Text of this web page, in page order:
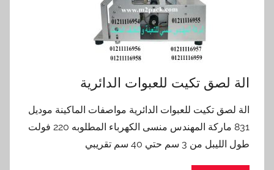
الة لصق تكيت للعبوات الدائرية
الة لصق تكيت للعبوات الدائرية مواصفات الماكينة موديل
831 ماركة المهندس منسى الكهرباء المطلوبه 220 فولت
طول الليبل من 3 سم حتي 40 سم تقريبي